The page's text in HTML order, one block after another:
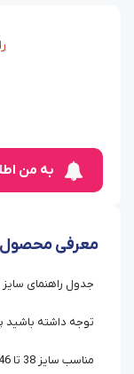
به من
معرفی محصول
جدول راهنمای
توجه داشته باشید
مناسب سایز 38 تا 46